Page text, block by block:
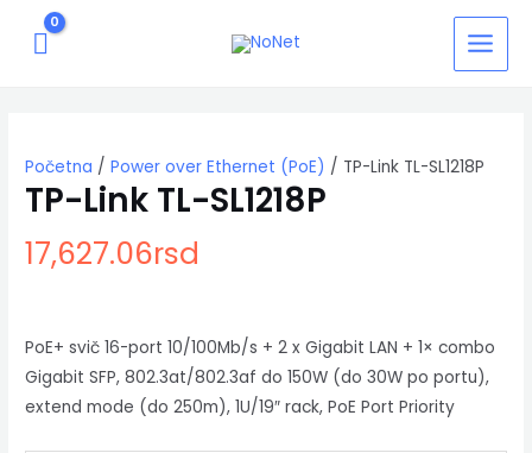
MAIN
MENU
Početna /Power over Ethernet (PoE) / TP-Link TL-SL1218P
TP-Link TL-SL1218P
17,627.06rsd
PoE+ svič 16-port 10/100Mb/s + 2 x Gigabit LAN + 1× combo
Gigabit SFP, 802.3at/802.3af do 150W (do 30W po portu),
extend mode (do 250m), 1U/19″ rack, PoE Port Priority
SL1218P
količina